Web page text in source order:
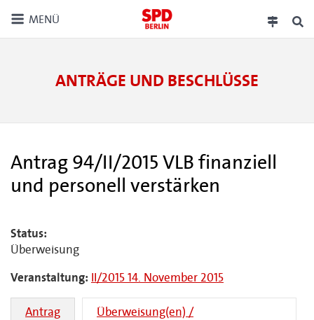
MENÜ
ANTRÄGE UND BESCHLÜSSE
Antrag 94/II/2015 VLB finanziell
und personell verstärken
Status:
Überweisung
Veranstaltung: II/2015 14. November 2015
Antrag
Überweisung(en) /